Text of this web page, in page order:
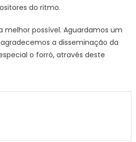
do ritmo.
melhor possível. Aguardamos um
a disseminação da
o forró, através deste